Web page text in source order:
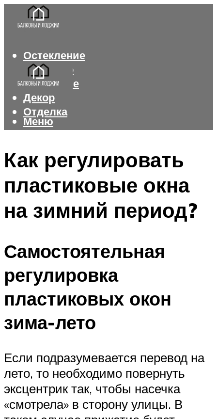
Остекление
Интерьер
Утепление
Декор
Отделка
Меню
Как регулировать
пластиковые окна
на зимний период?
Самостоятельная
регулировка
пластиковых окон
зима-лето
Если подразумевается перевод на
лето, то необходимо повернуть
эксцентрик так, чтобы насечка
«смотрела» в сторону улицы. В